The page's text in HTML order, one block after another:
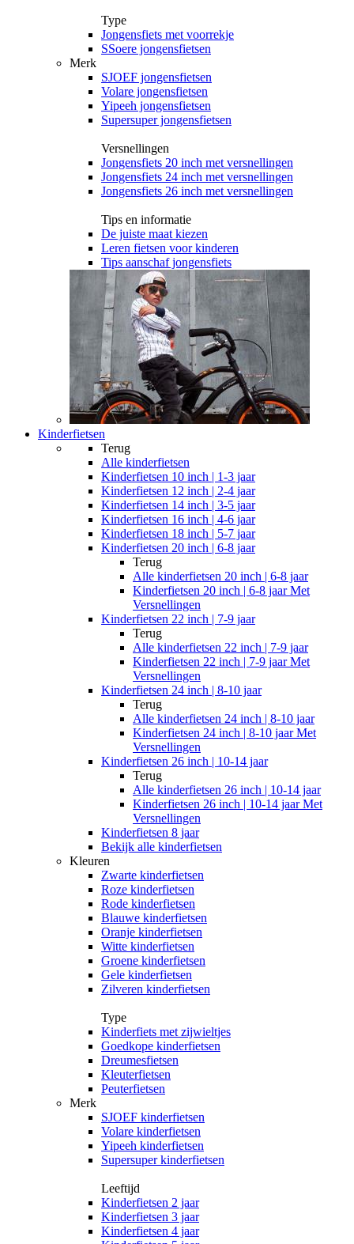
Type
Jongensfiets met voorrekje
SSoere jongensfietsen
Merk
SJOEF jongensfietsen
Volare jongensfietsen
Yipeeh jongensfietsen
Supersuper jongensfietsen
Versnellingen
Jongensfiets 20 inch met versnellingen
Jongensfiets 24 inch met versnellingen
Jongensfiets 26 inch met versnellingen
Tips en informatie
De juiste maat kiezen
Leren fietsen voor kinderen
Tips aanschaf jongensfiets
Kinderfietsen
Terug
Alle kinderfietsen
Kinderfietsen 10 inch | 1-3 jaar
Kinderfietsen 12 inch | 2-4 jaar
Kinderfietsen 14 inch | 3-5 jaar
Kinderfietsen 16 inch | 4-6 jaar
Kinderfietsen 18 inch | 5-7 jaar
Kinderfietsen 20 inch | 6-8 jaar
Terug
Alle kinderfietsen 20 inch | 6-8 jaar
Kinderfietsen 20 inch | 6-8 jaar Met
Versnellingen
Kinderfietsen 22 inch | 7-9 jaar
Terug
Alle kinderfietsen 22 inch | 7-9 jaar
Kinderfietsen 22 inch | 7-9 jaar Met
Versnellingen
Kinderfietsen 24 inch | 8-10 jaar
Terug
Alle kinderfietsen 24 inch | 8-10 jaar
Kinderfietsen 24 inch | 8-10 jaar Met
Versnellingen
Kinderfietsen 26 inch | 10-14 jaar
Terug
Alle kinderfietsen 26 inch | 10-14 jaar
Kinderfietsen 26 inch | 10-14 jaar Met
Versnellingen
Kinderfietsen 8 jaar
Bekijk alle kinderfietsen
Kleuren
Zwarte kinderfietsen
Roze kinderfietsen
Rode kinderfietsen
Blauwe kinderfietsen
Oranje kinderfietsen
Witte kinderfietsen
Groene kinderfietsen
Gele kinderfietsen
Zilveren kinderfietsen
Type
Kinderfiets met zijwieltjes
Goedkope kinderfietsen
Dreumesfietsen
Kleuterfietsen
Peuterfietsen
Merk
SJOEF kinderfietsen
Volare kinderfietsen
Yipeeh kinderfietsen
Supersuper kinderfietsen
Leeftijd
Kinderfietsen 2 jaar
Kinderfietsen 3 jaar
Kinderfietsen 4 jaar